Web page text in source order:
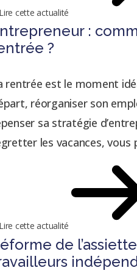
cette actualité
:
?
rentrée est le moment
réorganiser son
sa stratégie
les vacances, vous
cette actualité
de